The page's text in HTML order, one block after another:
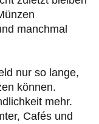
manchmal
nur so lange,
können.
mehr.
Cafés und